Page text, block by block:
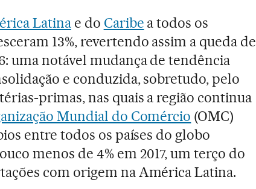
Latinae do Caribe a todos os
13%, revertendo assim a queda de
uma notável mudança de tendência
e conduzida, sobretudo, pelo
primas, nas quais a região continua
Mundial do Comércio (OMC)
entre todos os países do globo
menos de 4% em 2017, um terço do
com origem na América Latina.